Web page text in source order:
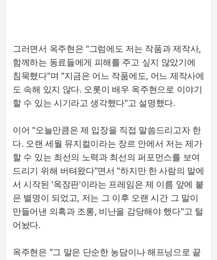
그러면서 옥주현은 "그럼에도 저는 작품과 제작사,
함께하는 동료들에게 피해를 주고 싶지 않았기에
침묵했다"며 "지금은 어느 작품에도, 어느 제작사에
도 속해 있지 않다. 오롯이 배우 옥주현으로 이야기
할 수 있는 시기라고 생각했다"고 설명했다.
이어 "오늘만큼은 제 입장을 직접 말씀드리고자 한
다. 오랜 세월 뮤지컬이라는 장르 안에서 저는 제가
할 수 있는 최선의 노력과 최선의 퍼포먼스를 보여
드리기 위해 버텨왔다"면서 "하지만 한 사람의 말에
서 시작된 '옥장판'이라는 프레임은 제 이름 앞에 붙
은 별명이 되었고, 저는 그 이후 오랜 시간 그 말이
만들어낸 의혹과 조롱, 비난을 감당해야 했다"고 털
어놨다.
옥주현은 "그 말은 단순한 농담이나 해프닝으로 끝